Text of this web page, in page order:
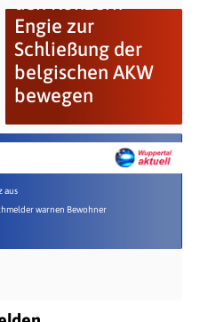
Engie zur
Schließung der
belgischen AKW
bewegen
aus
warnen Bewohner